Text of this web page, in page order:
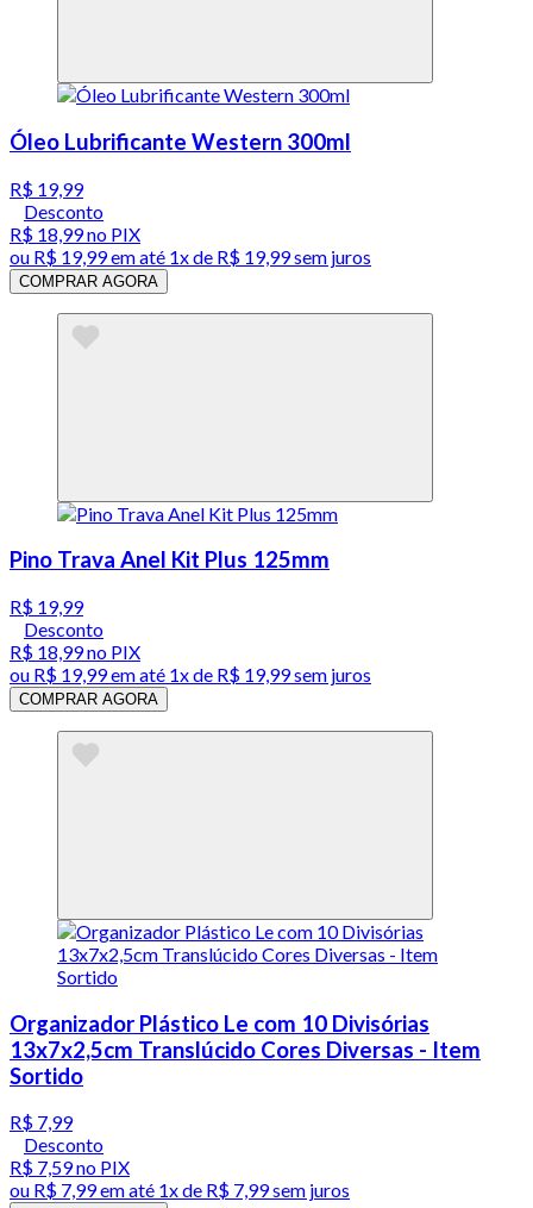
Óleo Lubrificante Western 300ml
R$ 19,99
Desconto
R$ 18,99no PIX
ou R$ 19,99em até 1x de R$ 19,99sem juros
COMPRAR AGORA
Pino Trava Anel Kit Plus 125mm
R$ 19,99
Desconto
R$ 18,99no PIX
ou R$ 19,99em até 1x de R$ 19,99sem juros
COMPRAR AGORA
Organizador Plástico Le com 10 Divisórias
13x7x2,5cm Translúcido Cores Diversas - Item
Sortido
R$ 7,99
Desconto
R$ 7,59no PIX
ou R$ 7,99em até 1x de R$ 7,99sem juros